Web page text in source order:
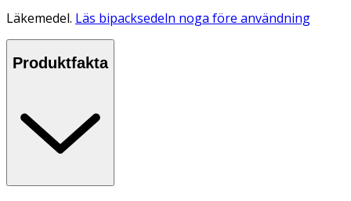
Läkemedel. Läs bipacksedeln noga före användning
Produktfakta